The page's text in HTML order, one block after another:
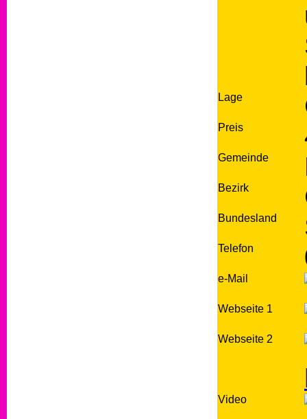
Lage
Preis
Gemeinde
Bezirk
Bundesland
Telefon
e-Mail
Webseite 1
Webseite 2
Video